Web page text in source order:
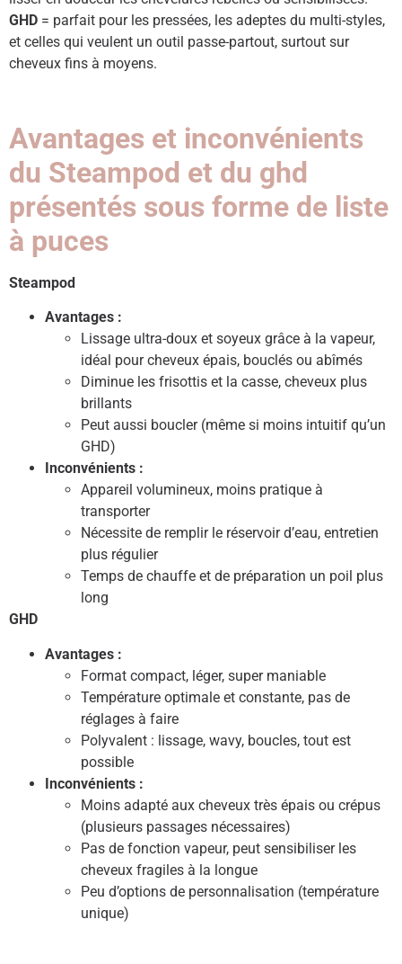
GHD = parfait pour les pressées, les adeptes du multi-styles,
et celles qui veulent un outil passe-partout, surtout sur
cheveux fins à moyens.
Avantages et inconvénients
du Steampod et du ghd
présentés sous forme de liste
à puces
Steampod
Avantages :
Lissage ultra-doux et soyeux grâce à la vapeur,
idéal pour cheveux épais, bouclés ou abîmés
Diminue les frisottis et la casse, cheveux plus
brillants
Peut aussi boucler (même si moins intuitif qu’un
GHD)
Inconvénients :
Appareil volumineux, moins pratique à
transporter
Nécessite de remplir le réservoir d’eau, entretien
plus régulier
Temps de chauffe et de préparation un poil plus
long
GHD
Avantages :
Format compact, léger, super maniable
Température optimale et constante, pas de
réglages à faire
Polyvalent : lissage, wavy, boucles, tout est
possible
Inconvénients :
Moins adapté aux cheveux très épais ou crépus
(plusieurs passages nécessaires)
Pas de fonction vapeur, peut sensibiliser les
cheveux fragiles à la longue
Peu d’options de personnalisation (température
unique)